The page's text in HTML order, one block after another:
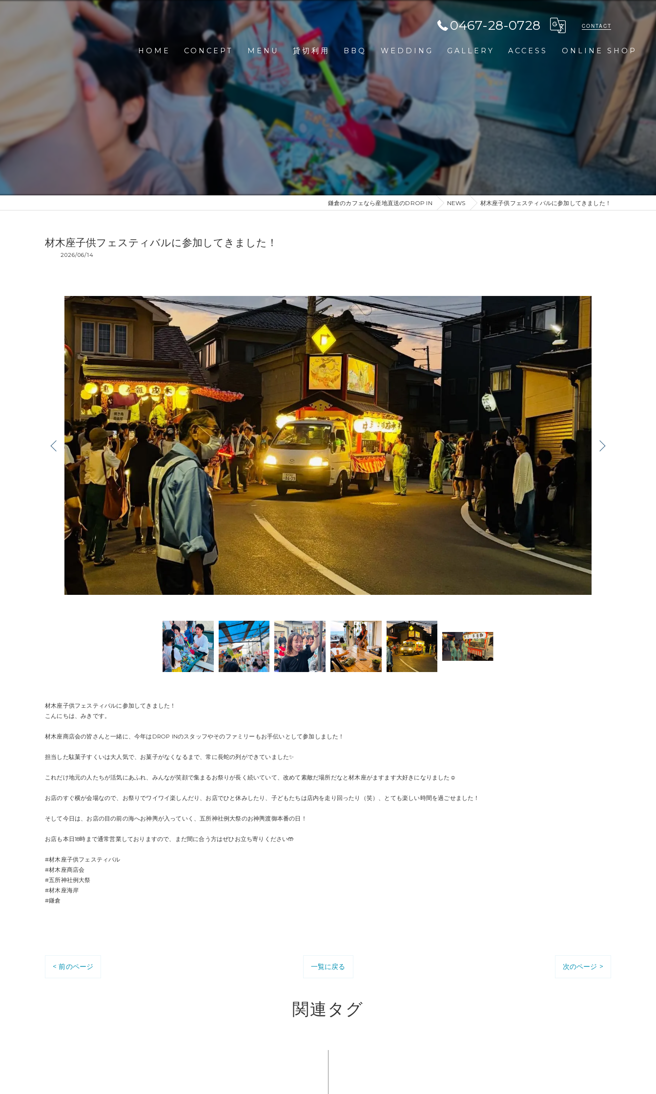
0467-28-0728 CONTACT
HOME CONCEPT MENU 貸切利用 BBQ WEDDING GALLERY ACCESS ONLINE SHOP
鎌倉のカフェなら産地直送のDROP IN NEWS 材木座子供フェスティバルに参加してきました！
材木座子供フェスティバルに参加してきました！
2026/06/14
材木座子供フェスティバルに参加してきました！
こんにちは、みきです。
材木座商店会の皆さんと一緒に、今年はDROP INのスタッフやそのファミリーもお手伝いとして参加しました！
担当した駄菓子すくいは大人気で、お菓子がなくなるまで、常に長蛇の列ができていました✨
これだけ地元の人たちが活気にあふれ、みんなが笑顔で集まるお祭りが長く続いていて、改めて素敵だ場所だなと材木座がますます大好きになりました☺️
お店のすぐ横が会場なので、お祭りでワイワイ楽しんだり、お店でひと休みしたり、子どもたちは店内を走り回ったり（笑）、とても楽しい時間を過ごせました！
そして今日は、お店の目の前の海へお神輿が入っていく、五所神社例大祭のお神輿渡御本番の日！
お店も本日18時まで通常営業しておりますので、まだ間に合う方はぜひお立ち寄りください🤲
#材木座子供フェスティバル
#材木座商店会
#五所神社例大祭
#材木座海岸
#鎌倉
< 前のページ 一覧に戻る 次のページ >
関連タグ